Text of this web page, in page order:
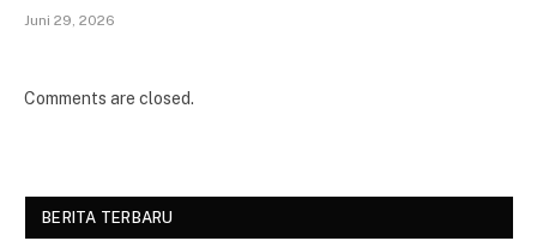
Juni 29, 2026
Comments are closed.
BERITA TERBARU